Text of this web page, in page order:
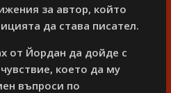
за автор, който
да става писател.
от Йордан да дойде с
което да му
въпроси по